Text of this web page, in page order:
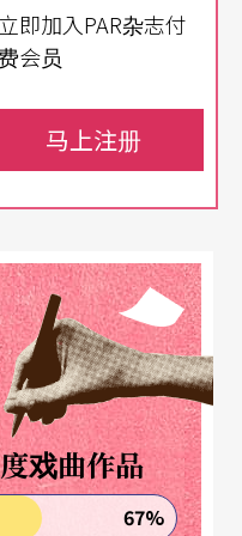
的意义。
著声音恍若兽叫，
男非女、非兽非人的
内在能量的呈现，这
支点而撑起不同的身
力。尤其舞台的上端
愈来愈住下压缩著身
在第一人称的表现
布署所压迫，身体与
即加入PAR杂志付
会员
马上注册
戏曲作品
67%